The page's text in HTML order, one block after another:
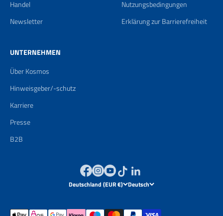
Handel
Newsletter
Nutzungsbedingungen
Erklärung zur Barrierefreiheit
UNTERNEHMEN
Über Kosmos
Hinweisgeber/-schutz
Karriere
Presse
B2B
Deutschland (EUR €) Deutsch